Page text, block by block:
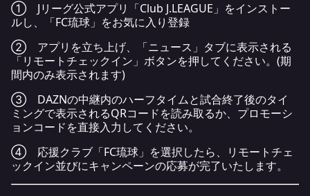
① Jリーグ公式アプリ「Club J.LEAGUE」をインストー
ルし、「FC琉球」をお気に入り登録
② アプリを立ち上げ、「ニュース」タブに表示される
「リモートチェックイン」ボタンを押してください。(期
間内のみ表示されます)
③ DAZNの中継内のハーフタイムと試合終了後のタイ
ミングで表示されるQRコードを読み取るか、プロモーシ
ョンコードを直接入力してください。
④ 応援クラブ「FC琉球」を選択したら、リモートチェ
ックイン並びにキャンペーンの応募が完了いたします。